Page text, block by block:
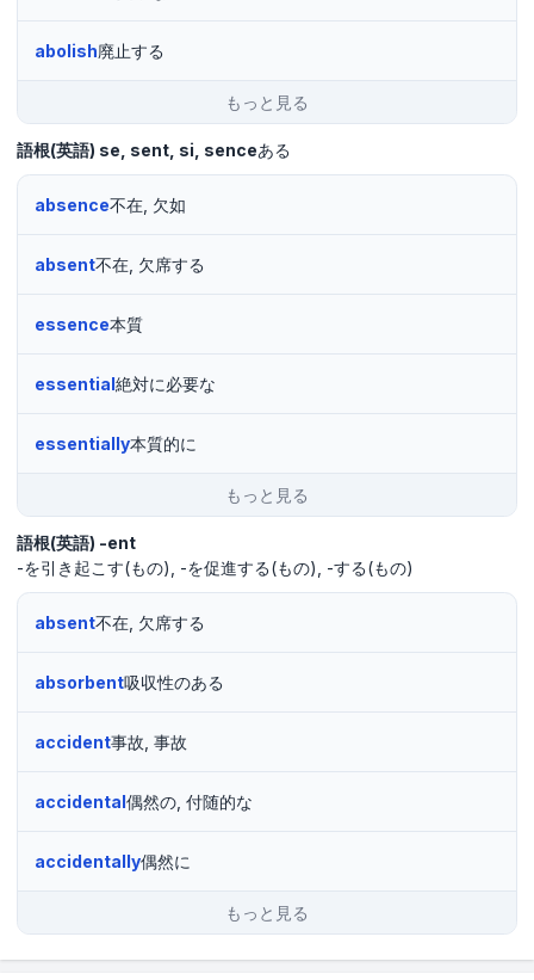
abolish廃止する
もっと見る
語根(英語) se, sent, si, senceある
absence不在, 欠如
absent不在, 欠席する
essence本質
essential絶対に必要な
essentially本質的に
もっと見る
語根(英語) -ent
-を引き起こす(もの)
-を促進する(もの) -する(もの)
absent不在, 欠席する
absorbent吸収性のある
accident事故, 事故
accidental偶然の, 付随的な
accidentally偶然に
もっと見る